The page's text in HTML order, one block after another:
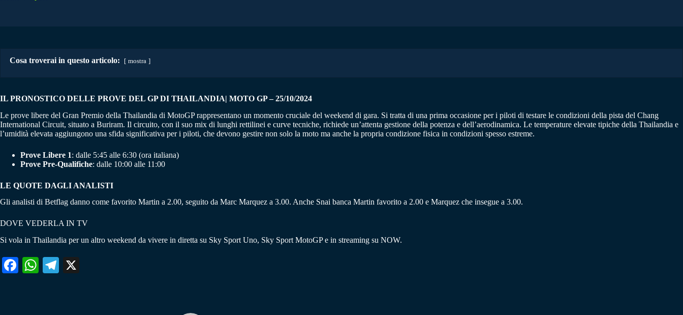
Cosa troverai in questo articolo: mostra
IL PRONOSTICO DELLE PROVE DEL GP DI THAILANDIA| MOTO GP – 25/10/2024
Le prove libere del Gran Premio della Thailandia di MotoGP rappresentano un momento cruciale del weekend di gara. Si tratta di una prima occasione per i piloti di testare le condizioni della pista del Chang
International Circuit, situato a Buriram. Il circuito, con il suo mix di lunghi rettilinei e curve tecniche, richiede un’attenta gestione della potenza e dell’aerodinamica. Le temperature elevate tipiche della Thailandia e
l’umidità elevata aggiungono una sfida significativa per i piloti, che devono gestire non solo la moto ma anche la propria condizione fisica in condizioni spesso estreme.
Prove Libere 1: dalle 5:45 alle 6:30 (ora italiana)
Prove Pre-Qualifiche: dalle 10:00 alle 11:00
LE QUOTE DAGLI ANALISTI
Gli analisti di Betflag danno come favorito Martin a 2.00, seguito da Marc Marquez a 3.00. Anche Snai banca Martin favorito a 2.00 e Marquez che insegue a 3.00.
DOVE VEDERLA IN TV
Si vola in Thailandia per un altro weekend da vivere in diretta su Sky Sport Uno, Sky Sport MotoGP e in streaming su NOW.
Fa W
Te